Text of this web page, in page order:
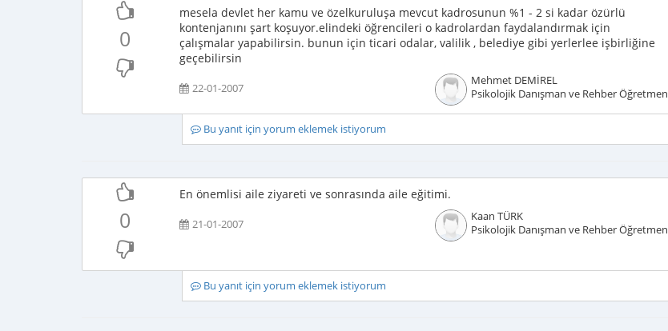
0
mesela devlet her kamu ve özelkuruluşa mevcut kadrosunun %1 - 2 si kadar özürlü
kontenjanını şart koşuyor.elindeki öğrencileri o kadrolardan faydalandırmak için
çalışmalar yapabilirsin. bunun için ticari odalar, valilik , belediye gibi yerlerlee işbirliğine
geçebilirsin
22-01-2007
Mehmet DEMİREL
Psikolojik Danışman ve Rehber Öğretmen
Bu yanıt için yorum eklemek istiyorum
0
En önemlisi aile ziyareti ve sonrasında aile eğitimi.
21-01-2007
Kaan TÜRK
Psikolojik Danışman ve Rehber Öğretmen
Bu yanıt için yorum eklemek istiyorum